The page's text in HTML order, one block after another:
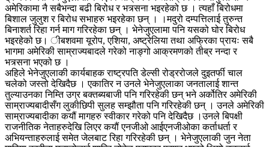
अमेरिकामा नै सबैभन्दा बढी बिरोध र भत्र्सना भइरहेको छ । त्यहाँ बिरोधमा
बिशाल जुलुश र बिरोध सभाहरु भइरहेका छन् । ।मदुरो दम्पत्तिलाई तुरुन्त
बिनाशर्त रिहा गर्न माग गरिरहेका छन् । भेनेजुएलामा पनि यसको घोर बिरोध
भइरहेको छ। ीबशवमा यूरोप, एशिया, अष्ट्रेलिया तथा अफ्रिका प्रायः सबै
भागमा अमेरिकी साम्राज्यबादले गरेको नाङ्गो आक्रमणको तीब्र नन्दा र
भत्र्सना भएको छ ।
अहिले भेनेजुएलाकी कार्यबाहक राष्ट्रपति डेल्सी रोड्ररोजले दुइतर्फी चाल
चलेको जस्तो देखिदैछ । एकातिर न उनले भेनेजुएलाका जनतालाई शान्त
तुल्याउनका निम्ति उग्र बक्तब्यबाजी पनि गरिरहेकी छन् भने अर्कोतिर अमेरिकी
साम्राज्यबादीसँग लुकीछिपी सुलह सम्झौता पनि गरिरहेकी छन् । उनले अमेरिकी
साम्राज्यबादीका कयौं मागहरु स्वीकार गरेको पनि देखिदैछ ।उनले बिपक्षी
राजनीतिक नेताहरुदेखि लिएर कयौं एनजीओ आईएनजीओका कर्ताधर्ता र
अभियन्ताहरुलाई समेत जेलबाट रिहा गरिरहेकी छन् । भेनेजुएलाकी जुन नेता